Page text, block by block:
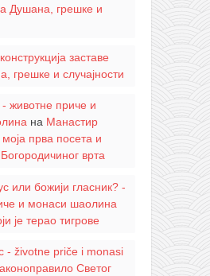
Душана, грешке и
заставе
грешке и случајности
животне приче и
на Манастир
прва посета и
врта
или божији гласник? -
и монаси шаолина
је терао тигрове
- životne priče i monasi
Светог